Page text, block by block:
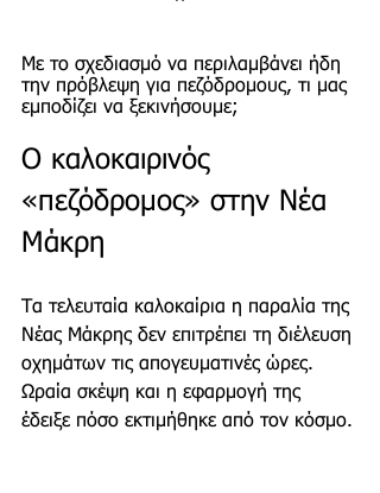
Με το σχεδιασμό να περιλαμβάνει ήδη
την πρόβλεψη για πεζόδρομους, τι μας
εμποδίζει να ξεκινήσουμε;
Ο καλοκαιρινός
«πεζόδρομος» στην Νέα
Μάκρη
Τα τελευταία καλοκαίρια η παραλία της
Νέας Μάκρης δεν επιτρέπει τη διέλευση
οχημάτων τις απογευματινές ώρες.
Ωραία σκέψη και η εφαρμογή της
έδειξε πόσο εκτιμήθηκε από τον κόσμο.